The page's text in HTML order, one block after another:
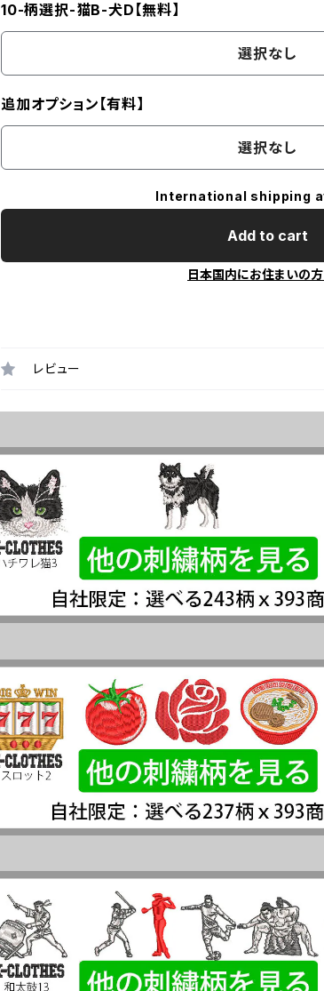
10-柄選択-猫B-犬D【無料】
選択なし
追加オプション【有料】
選択なし
International shipping
Add to cart
日本国内にお住まいの
レビュー